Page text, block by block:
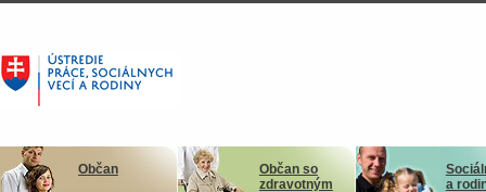
Občan
Občan so
zdravotným
a